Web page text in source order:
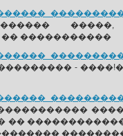
�����,
�����������
-
� ��